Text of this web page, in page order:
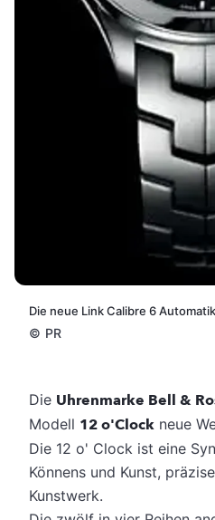
Die neue Link Calibre 6
© PR
Die Uhrenmarke Bell &
Modell 12 o'Clock neue
Die 12 o' Clock ist eine
Könnens und Kunst,
Kunstwerk.